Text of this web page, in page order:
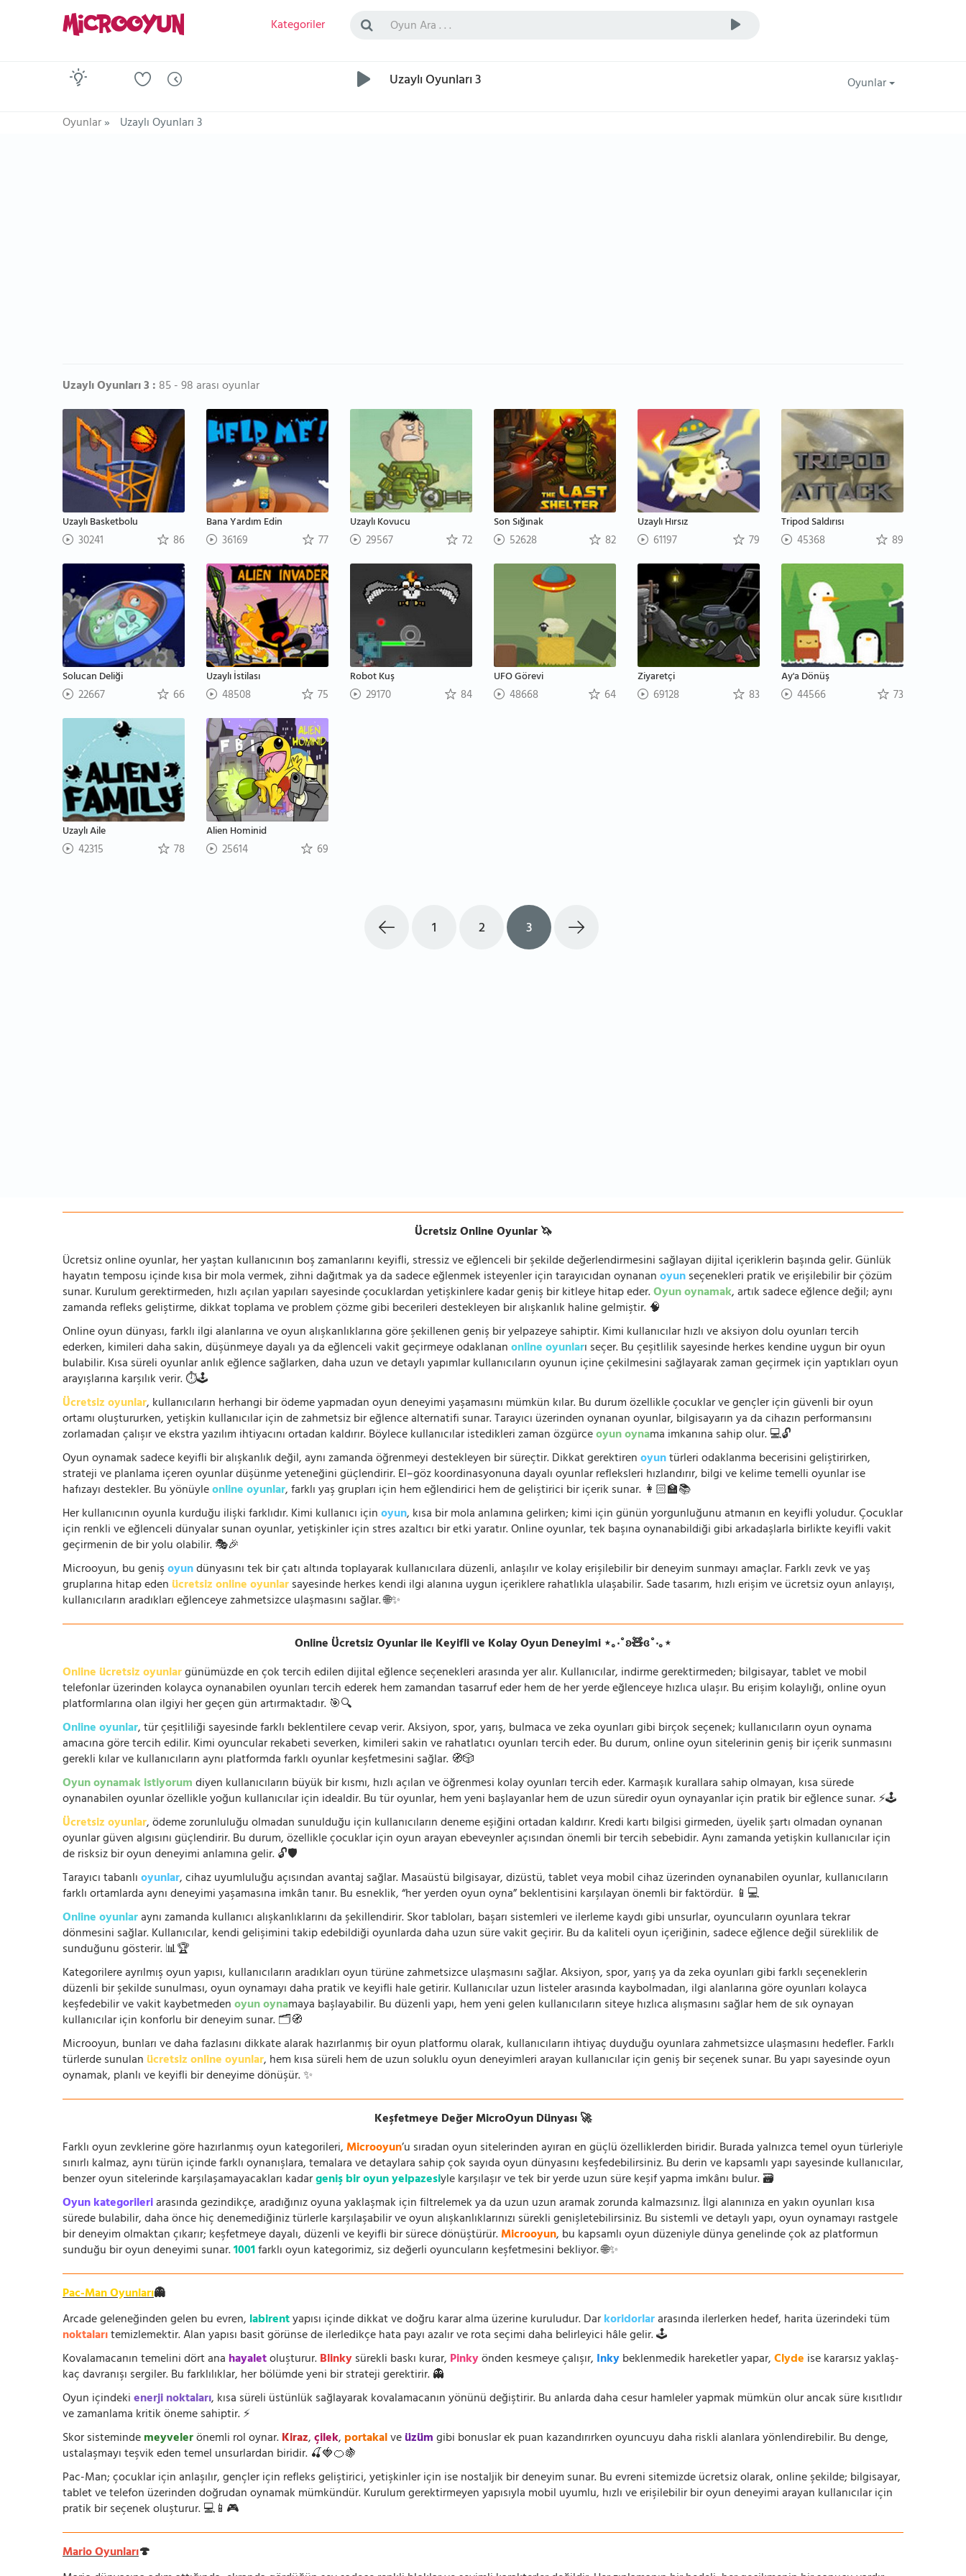
Kategoriler
Uzaylı Oyunları 3
Oyunlar
Oyunlar» Uzaylı Oyunları 3
Uzaylı Oyunları 3 : 85 - 98 arası oyunlar
Uzaylı Basketbolu
30241 86
Bana Yardım Edin
36169 77
Uzaylı Kovucu
29567 72
Son Sığınak
52628 82
Uzaylı Hırsız
61197 79
Tripod Saldırısı
45368 89
Solucan Deliği
22667 66
Uzaylı İstilası
48508 75
Robot Kuş
29170 84
UFO Görevi
48668 64
Ziyaretçi
69128 83
Ay'a Dönüş
44566 73
Uzaylı Aile
42315 78
Alien Hominid
25614 69
1 2 3
Ücretsiz Online Oyunlar 🦄
Ücretsiz online oyunlar, her yaştan kullanıcının boş zamanlarını keyifli, stressiz ve eğlenceli bir şekilde değerlendirmesini sağlayan dijital içeriklerin başında gelir. Günlük
hayatın temposu içinde kısa bir mola vermek, zihni dağıtmak ya da sadece eğlenmek isteyenler için tarayıcıdan oynananoyunseçenekleri pratik ve erişilebilir bir çözüm
sunar. Kurulum gerektirmeden, hızlı açılan yapıları sayesinde çocuklardan yetişkinlere kadar geniş bir kitleye hitap eder.Oyun oynamak, artık sadece eğlence değil; aynı
zamanda refleks geliştirme, dikkat toplama ve problem çözme gibi becerileri destekleyen bir alışkanlık haline gelmiştir. 🧠
Online oyun dünyası, farklı ilgi alanlarına ve oyun alışkanlıklarına göre şekillenen geniş bir yelpazeye sahiptir. Kimi kullanıcılar hızlı ve aksiyon dolu oyunları tercih
ederken, kimileri daha sakin, düşünmeye dayalı ya da eğlenceli vakit geçirmeye odaklananonline oyunları seçer. Bu çeşitlilik sayesinde herkes kendine uygun bir oyun
bulabilir. Kısa süreli oyunlar anlık eğlence sağlarken, daha uzun ve detaylı yapımlar kullanıcıların oyunun içine çekilmesini sağlayarak zaman geçirmek için yaptıkları oyun
arayışlarına karşılık verir. ⏱️🕹️
Ücretsiz oyunlar, kullanıcıların herhangi bir ödeme yapmadan oyun deneyimi yaşamasını mümkün kılar. Bu durum özellikle çocuklar ve gençler için güvenli bir oyun
ortamı oluştururken, yetişkin kullanıcılar için de zahmetsiz bir eğlence alternatifi sunar. Tarayıcı üzerinden oynanan oyunlar, bilgisayarın ya da cihazın performansını
zorlamadan çalışır ve ekstra yazılım ihtiyacını ortadan kaldırır. Böylece kullanıcılar istedikleri zaman özgürceoyun oynama imkanına sahip olur. 💻🔓
Oyun oynamak sadece keyifli bir alışkanlık değil, aynı zamanda öğrenmeyi destekleyen bir süreçtir. Dikkat gerektirenoyuntürleri odaklanma becerisini geliştirirken,
strateji ve planlama içeren oyunlar düşünme yeteneğini güçlendirir. El–göz koordinasyonuna dayalı oyunlar refleksleri hızlandırır, bilgi ve kelime temelli oyunlar ise
hafızayı destekler. Bu yönüyleonline oyunlar, farklı yaş grupları için hem eğlendirici hem de geliştirici bir içerik sunar. 👩🏻‍🏫📚
Her kullanıcının oyunla kurduğu ilişki farklıdır. Kimi kullanıcı içinoyun, kısa bir mola anlamına gelirken; kimi için günün yorgunluğunu atmanın en keyifli yoludur. Çocuklar
için renkli ve eğlenceli dünyalar sunan oyunlar, yetişkinler için stres azaltıcı bir etki yaratır. Online oyunlar, tek başına oynanabildiği gibi arkadaşlarla birlikte keyifli vakit
geçirmenin de bir yolu olabilir. 🎭🎉
Microoyun, bu genişoyundünyasını tek bir çatı altında toplayarak kullanıcılara düzenli, anlaşılır ve kolay erişilebilir bir deneyim sunmayı amaçlar. Farklı zevk ve yaş
gruplarına hitap eden ücretsiz online oyunlarsayesinde herkes kendi ilgi alanına uygun içeriklere rahatlıkla ulaşabilir. Sade tasarım, hızlı erişim ve ücretsiz oyun anlayışı,
kullanıcıların aradıkları eğlenceye zahmetsizce ulaşmasını sağlar. 🌐✨
Online Ücretsiz Oyunlar ile Keyifli ve Kolay Oyun Deneyimi ⋆｡‧˚ʚ🧸ɞ˚‧｡⋆
Online ücretsiz oyunlargünümüzde en çok tercih edilen dijital eğlence seçenekleri arasında yer alır. Kullanıcılar, indirme gerektirmeden; bilgisayar, tablet ve mobil
telefonlar üzerinden kolayca oynanabilen oyunları tercih ederek hem zamandan tasarruf eder hem de her yerde eğlenceye hızlıca ulaşır. Bu erişim kolaylığı, online oyun
platformlarına olan ilgiyi her geçen gün artırmaktadır. 🎯🔍
Online oyunlar, tür çeşitliliği sayesinde farklı beklentilere cevap verir. Aksiyon, spor, yarış, bulmaca ve zeka oyunları gibi birçok seçenek; kullanıcıların oyun oynama
amacına göre tercih edilir. Kimi oyuncular rekabeti severken, kimileri sakin ve rahatlatıcı oyunları tercih eder. Bu durum, online oyun sitelerinin geniş bir içerik sunmasını
gerekli kılar ve kullanıcıların aynı platformda farklı oyunlar keşfetmesini sağlar. 🧭🎲
Oyun oynamak istiyorumdiyen kullanıcıların büyük bir kısmı, hızlı açılan ve öğrenmesi kolay oyunları tercih eder. Karmaşık kurallara sahip olmayan, kısa sürede
oynanabilen oyunlar özellikle yoğun kullanıcılar için idealdir. Bu tür oyunlar, hem yeni başlayanlar hem de uzun süredir oyun oynayanlar için pratik bir eğlence sunar. ⚡🕹️
Ücretsiz oyunlar, ödeme zorunluluğu olmadan sunulduğu için kullanıcıların deneme eşiğini ortadan kaldırır. Kredi kartı bilgisi girmeden, üyelik şartı olmadan oynanan
oyunlar güven algısını güçlendirir. Bu durum, özellikle çocuklar için oyun arayan ebeveynler açısından önemli bir tercih sebebidir. Aynı zamanda yetişkin kullanıcılar için
de risksiz bir oyun deneyimi anlamına gelir. 🔓🛡️
Tarayıcı tabanlıoyunlar, cihaz uyumluluğu açısından avantaj sağlar. Masaüstü bilgisayar, dizüstü, tablet veya mobil cihaz üzerinden oynanabilen oyunlar, kullanıcıların
farklı ortamlarda aynı deneyimi yaşamasına imkân tanır. Bu esneklik, “her yerden oyun oyna” beklentisini karşılayan önemli bir faktördür. 📱💻
Online oyunlaraynı zamanda kullanıcı alışkanlıklarını da şekillendirir. Skor tabloları, başarı sistemleri ve ilerleme kaydı gibi unsurlar, oyuncuların oyunlara tekrar
dönmesini sağlar. Kullanıcılar, kendi gelişimini takip edebildiği oyunlarda daha uzun süre vakit geçirir. Bu da kaliteli oyun içeriğinin, sadece eğlence değil süreklilik de
sunduğunu gösterir. 📊🏆
Kategorilere ayrılmış oyun yapısı, kullanıcıların aradıkları oyun türüne zahmetsizce ulaşmasını sağlar. Aksiyon, spor, yarış ya da zeka oyunları gibi farklı seçeneklerin
düzenli bir şekilde sunulması, oyun oynamayı daha pratik ve keyifli hale getirir. Kullanıcılar uzun listeler arasında kaybolmadan, ilgi alanlarına göre oyunları kolayca
keşfedebilir ve vakit kaybetmedenoyun oynamaya başlayabilir. Bu düzenli yapı, hem yeni gelen kullanıcıların siteye hızlıca alışmasını sağlar hem de sık oynayan
kullanıcılar için konforlu bir deneyim sunar. 🗂️🧭
Microoyun, bunları ve daha fazlasını dikkate alarak hazırlanmış bir oyun platformu olarak, kullanıcıların ihtiyaç duyduğu oyunlara zahmetsizce ulaşmasını hedefler. Farklı
türlerde sunulan ücretsiz online oyunlar, hem kısa süreli hem de uzun soluklu oyun deneyimleri arayan kullanıcılar için geniş bir seçenek sunar. Bu yapı sayesinde oyun
oynamak, planlı ve keyifli bir deneyime dönüşür. ✨
Keşfetmeye Değer MicroOyun Dünyası 🚀
Farklı oyun zevklerine göre hazırlanmış oyun kategorileri,Microoyun’u sıradan oyun sitelerinden ayıran en güçlü özelliklerden biridir. Burada yalnızca temel oyun türleriyle
sınırlı kalmaz, aynı türün içinde farklı oynanışlara, temalara ve detaylara sahip çok sayıda oyun dünyasını keşfedebilirsiniz. Bu derin ve kapsamlı yapı sayesinde kullanıcılar,
benzer oyun sitelerinde karşılaşamayacakları kadargeniş bir oyun yelpazesiyle karşılaşır ve tek bir yerde uzun süre keşif yapma imkânı bulur. 🗃️
Oyun kategorileriarasında gezindikçe, aradığınız oyuna yaklaşmak için filtrelemek ya da uzun uzun aramak zorunda kalmazsınız. İlgi alanınıza en yakın oyunları kısa
sürede bulabilir, daha önce hiç denemediğiniz türlerle karşılaşabilir ve oyun alışkanlıklarınızı sürekli genişletebilirsiniz. Bu sistemli ve detaylı yapı, oyun oynamayı rastgele
bir deneyim olmaktan çıkarır; keşfetmeye dayalı, düzenli ve keyifli bir sürece dönüştürür.Microoyun, bu kapsamlı oyun düzeniyle dünya genelinde çok az platformun
sunduğu bir oyun deneyimi sunar.1001farklı oyun kategorimiz, siz değerli oyuncuların keşfetmesini bekliyor. 🌐✨
Pac-Man Oyunları👻
Arcade geleneğinden gelen bu evren, labirentyapısı içinde dikkat ve doğru karar alma üzerine kuruludur. Darkoridorlararasında ilerlerken hedef, harita üzerindeki tüm
noktalarıtemizlemektir. Alan yapısı basit görünse de ilerledikçe hata payı azalır ve rota seçimi daha belirleyici hâle gelir. 🕹️
Kovalamacanın temelini dört ana hayaletoluşturur.Blinkysürekli baskı kurar, Pinkyönden kesmeye çalışır, Inkybeklenmedik hareketler yapar,Clyde ise kararsız yaklaş-
kaç davranışı sergiler. Bu farklılıklar, her bölümde yeni bir strateji gerektirir. 👻
Oyun içindekienerji noktaları, kısa süreli üstünlük sağlayarak kovalamacanın yönünü değiştirir. Bu anlarda daha cesur hamleler yapmak mümkün olur ancak süre kısıtlıdır
ve zamanlama kritik öneme sahiptir. ⚡
Skor sistemindemeyvelerönemli rol oynar.Kiraz,çilek, portakalveüzümgibi bonuslar ek puan kazandırırken oyuncuyu daha riskli alanlara yönlendirebilir. Bu denge,
ustalaşmayı teşvik eden temel unsurlardan biridir. 🍒🍓🍊🍇
Pac-Man; çocuklar için anlaşılır, gençler için refleks geliştirici, yetişkinler için ise nostaljik bir deneyim sunar. Bu evreni sitemizde ücretsiz olarak, online şekilde; bilgisayar,
tablet ve telefon üzerinden doğrudan oynamak mümkündür. Kurulum gerektirmeyen yapısıyla mobil uyumlu, hızlı ve erişilebilir bir oyun deneyimi arayan kullanıcılar için
pratik bir seçenek oluşturur. 💻📱🎮
Mario Oyunları🍄